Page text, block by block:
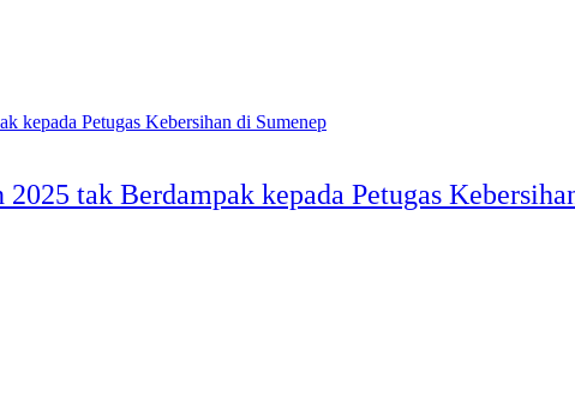
tak Berdampak kepada Petugas